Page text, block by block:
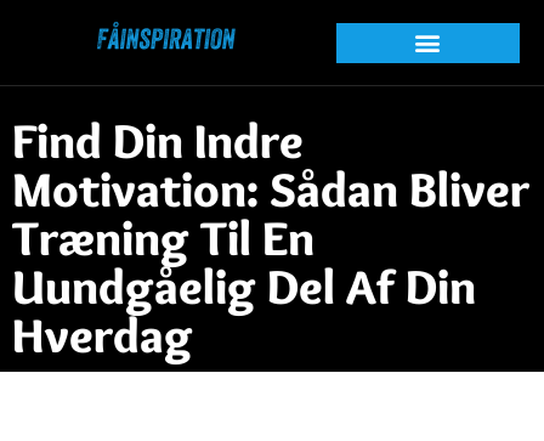
Find Din Indre
Motivation: Sådan Bliver
Træning Til En
Uundgåelig Del Af Din
Hverdag